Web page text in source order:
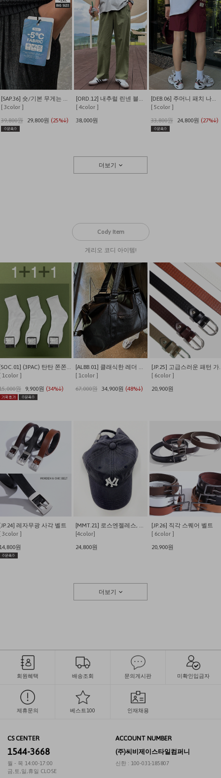
[SAP.36] 숏/기본 무게는 덜어내고 시원함만 남긴 쿨링 밴딩 데님
[ 3color ]
39,800원
29,800원 (25%↓)
[ORD.12] 내추럴 린넨 블렌딩 밴딩 와이드 팬츠
[ 4color ]
38,000원
[DEB.06] 주머니 패치 나일론 이지 밴딩 반바지
[ 5color ]
33,800원
24,800원 (27%↓)
더보기
Cody Item
게리오 코디 아이템!
[SOC.01] (3PAC) 탄탄 쫀쫀 발이 편안한 쿠셔닝 사계절 데일리양말
1color ]
원
9,900원 (34%↓)
[ALBB.01] 클래식한 레더 크로스 보스턴백
[ 1color ]
67,000원
34,900원 (48%↓)
[JP.25]
[ 6color ]
20,900원
레자무광 사각 벨트
3color ]
원
[MMT.21] 로스엔젤레스, 뉴욕 워싱 캡
[4color]
24,800원
[JP.26] 직각 스퀘어 벨트
[ 6color ]
20,900원
더보기
회원혜택 배송조회 문의게시판 미확인입금자
제휴문의 베스트100 인재채용
CS CENTER
1544-3668
월 - 목 14:00-17:00
금,토,일,휴일 CLOSE
ACCOUNT NUMBER
(주)씨비제이스타일컴퍼니
신한 : 100-031-185807